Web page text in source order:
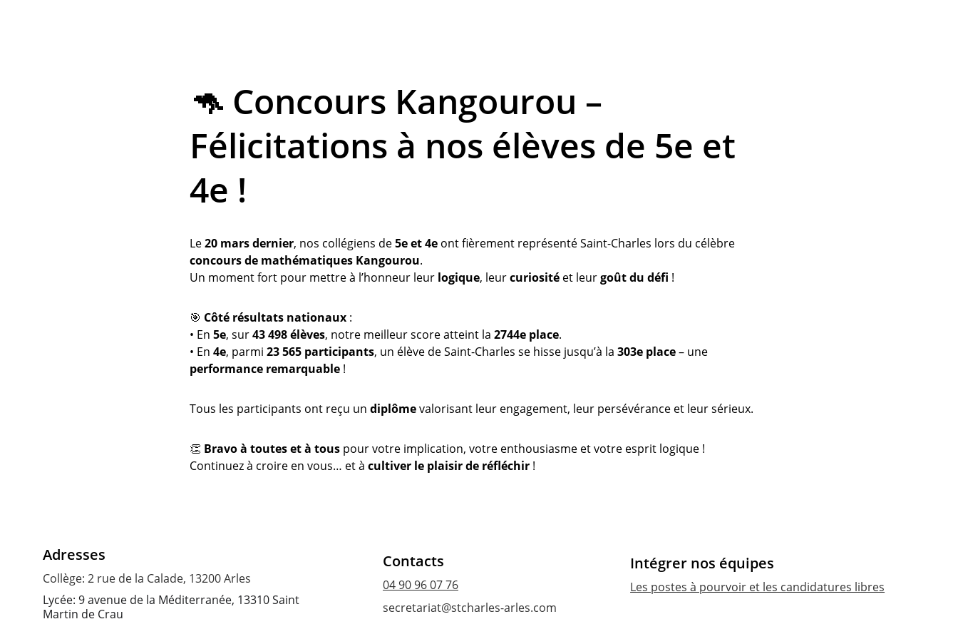
🦘 Concours Kangourou –
Félicitations à nos élèves de 5e et
4e !
Le 20 mars dernier, nos collégiens de 5e et 4e ont fièrement représenté Saint-Charles lors du célèbre
concours de mathématiques Kangourou.
Un moment fort pour mettre à l’honneur leur logique, leur curiosité et leur goût du défi !
🎯 Côté résultats nationaux :
• En 5e, sur 43 498 élèves, notre meilleur score atteint la 2744e place.
• En 4e, parmi 23 565 participants, un élève de Saint-Charles se hisse jusqu’à la 303e place – une
performance remarquable !
Tous les participants ont reçu un diplôme valorisant leur engagement, leur persévérance et leur sérieux.
👏 Bravo à toutes et à tous pour votre implication, votre enthousiasme et votre esprit logique !
Continuez à croire en vous… et à cultiver le plaisir de réfléchir !
Adresses
Collège: 2 rue de la Calade, 13200 Arles
Lycée: 9 avenue de la Méditerranée, 13310 Saint
Martin de Crau
Contacts
04 90 96 07 76
secretariat@stcharles-arles.com
Intégrer nos équipes
Les postes à pourvoir et les candidatures libres